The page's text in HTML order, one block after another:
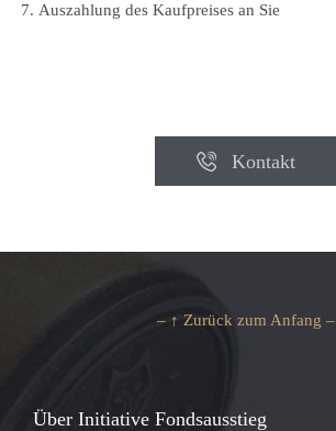
Auszahlung des Kaufpreises an Sie
 Kontakt
– ↑ Zurück zum Anfang –
Über Initiative Fondsausstieg